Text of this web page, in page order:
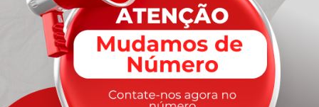
rapidez
que você precisa,
com a qualidade que vocêmerece.